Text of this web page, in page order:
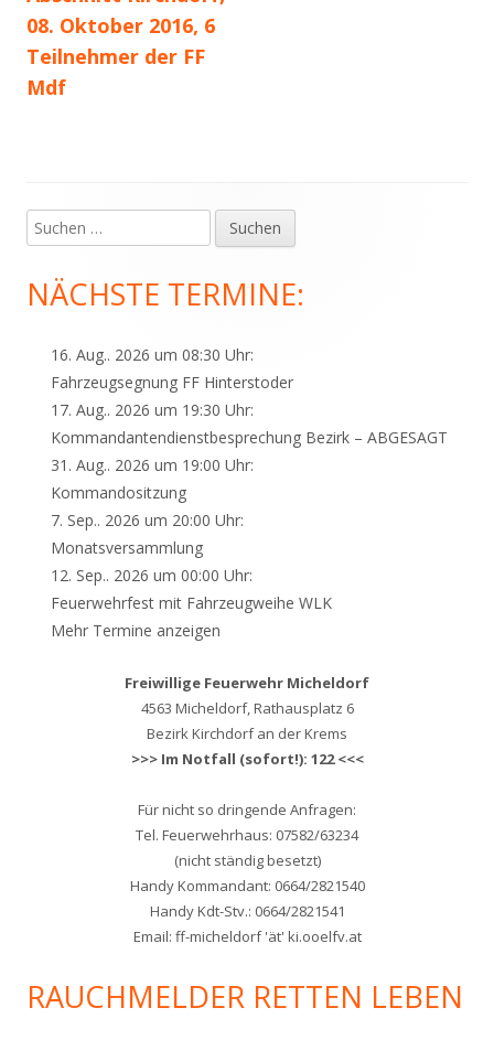
08. Oktober 2016, 6
Teilnehmer der FF
Mdf
Haupt-
Seitenleiste
Suchen
nach:
NÄCHSTE TERMINE:
16. Aug.. 2026 um 08:30 Uhr:
Fahrzeugsegnung FF Hinterstoder
17. Aug.. 2026 um 19:30 Uhr:
Kommandantendienstbesprechung Bezirk – ABGESAGT
31. Aug.. 2026 um 19:00 Uhr:
Kommandositzung
7. Sep.. 2026 um 20:00 Uhr:
Monatsversammlung
12. Sep.. 2026 um 00:00 Uhr:
Feuerwehrfest mit Fahrzeugweihe WLK
Mehr Termine anzeigen
Freiwillige Feuerwehr Micheldorf
4563 Micheldorf, Rathausplatz 6
Bezirk Kirchdorf an der Krems
>>> Im Notfall (sofort!): 122 <<<
Für nicht so dringende Anfragen:
Tel. Feuerwehrhaus: 07582/63234
(nicht ständig besetzt)
Handy Kommandant: 0664/2821540
Handy Kdt-Stv.: 0664/2821541
Email: ff-micheldorf 'ät' ki.ooelfv.at
RAUCHMELDER RETTEN LEBEN